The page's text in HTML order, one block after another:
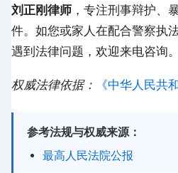
刘正刚律师 ，专注刑事辩护、
件。如您或家人在配合警察执
遇到法律问题，欢迎来电咨询。
权威法律依据： 《中华人民共
参考法规与权威来源：
最高人民法院公报